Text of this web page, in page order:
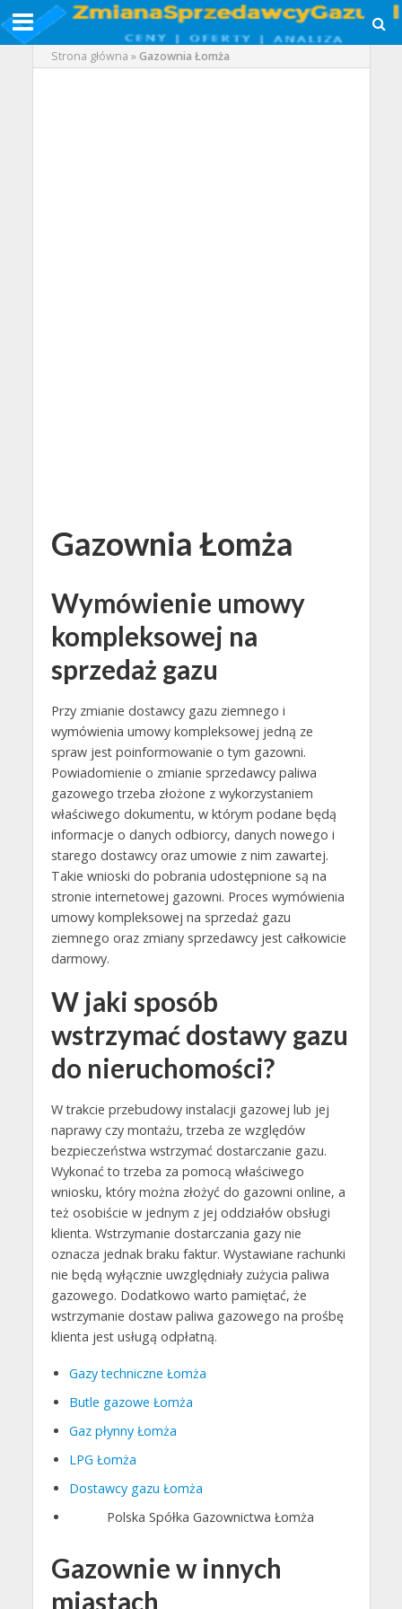
Strona główna »Gazownia Łomża
Gazownia Łomża
Wymówienie umowy
kompleksowej na
sprzedaż gazu
Przy zmianie dostawcy gazu ziemnego i
wymówienia umowy kompleksowej jedną ze
spraw jest poinformowanie o tym gazowni.
Powiadomienie o zmianie sprzedawcy paliwa
gazowego trzeba złożone z wykorzystaniem
właściwego dokumentu, w którym podane będą
informacje o danych odbiorcy, danych nowego i
starego dostawcy oraz umowie z nim zawartej.
Takie wnioski do pobrania udostępnione są na
stronie internetowej gazowni. Proces wymówienia
umowy kompleksowej na sprzedaż gazu
ziemnego oraz zmiany sprzedawcy jest całkowicie
darmowy.
W jaki sposób
wstrzymać dostawy gazu
do nieruchomości?
W trakcie przebudowy instalacji gazowej lub jej
naprawy czy montażu, trzeba ze względów
bezpieczeństwa wstrzymać dostarczanie gazu.
Wykonać to trzeba za pomocą właściwego
wniosku, który można złożyć do gazowni online, a
też osobiście w jednym z jej oddziałów obsługi
klienta. Wstrzymanie dostarczania gazy nie
oznacza jednak braku faktur. Wystawiane rachunki
nie będą wyłącznie uwzględniały zużycia paliwa
gazowego. Dodatkowo warto pamiętać, że
wstrzymanie dostaw paliwa gazowego na prośbę
klienta jest usługą odpłatną.
Gazy techniczne Łomża
Butle gazowe Łomża
Gaz płynny Łomża
LPG Łomża
Dostawcy gazu Łomża
Polska Spółka Gazownictwa Łomża
Gazownie w innych
miastach